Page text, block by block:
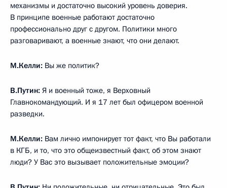
механизмы и достаточно высокий уровень доверия.
В принципе военные работают достаточно
профессионально друг с другом. Политики много
разговаривают, а военные знают, что они делают.
М.Келли: Вы же политик?
В.Путин: Я и военный тоже, я Верховный
Главнокомандующий. И я 17 лет был офицером военной
разведки.
М.Келли: Вам лично импонирует тот факт, что Вы работали
в КГБ, и то, что это общеизвестный факт, об этом знают
люди? У Вас это вызывает положительные эмоции?